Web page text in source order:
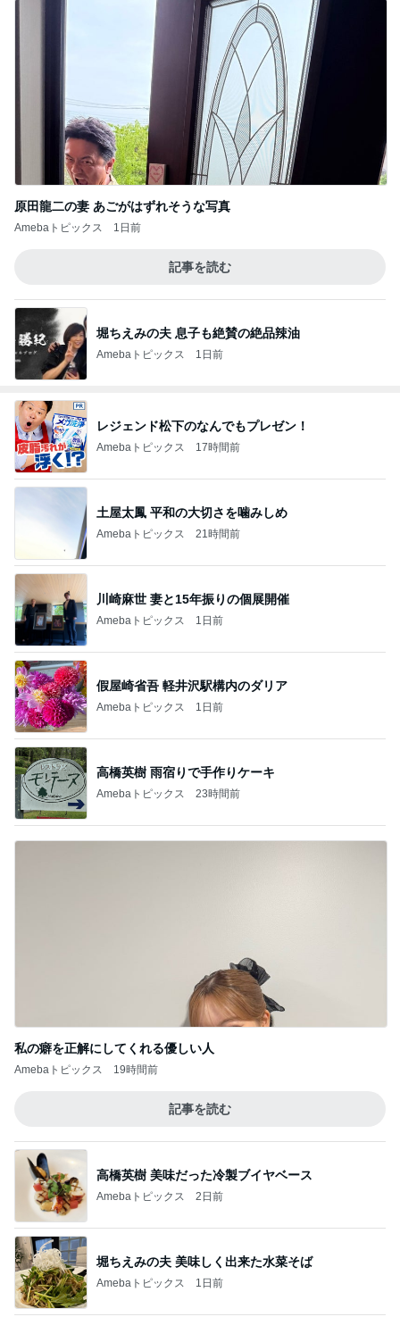
原田龍二の妻 あごがはずれそうな写真
Amebaトピックス 1日前
記事を読む
堀ちえみの夫 息子も絶賛の絶品辣油
Amebaトピックス 1日前
レジェンド松下のなんでもプレゼン！
Amebaトピックス 17時間前
土屋太鳳 平和の大切さを噛みしめ
Amebaトピックス 21時間前
川崎麻世 妻と15年振りの個展開催
Amebaトピックス 1日前
假屋崎省吾 軽井沢駅構内のダリア
Amebaトピックス 1日前
高橋英樹 雨宿りで手作りケーキ
Amebaトピックス 23時間前
私の癖を正解にしてくれる優しい人
Amebaトピックス 19時間前
記事を読む
高橋英樹 美味だった冷製ブイヤベース
Amebaトピックス 2日前
堀ちえみの夫 美味しく出来た水菜そば
Amebaトピックス 1日前